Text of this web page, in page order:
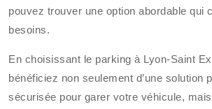
pouvez trouver une option abordable qui
besoins.
En choisissant le parking à Lyon-Saint
bénéficiez non seulement d’une solution
sécurisée pour garer votre véhicule, mais